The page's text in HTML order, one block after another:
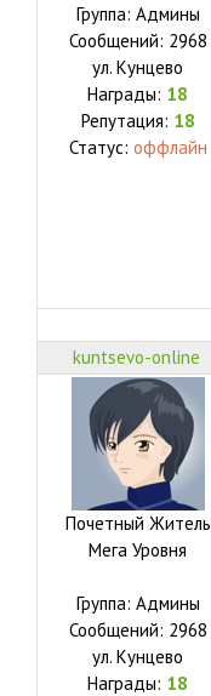
Группа: Админы
Сообщений: 2968
ул. Кунцево
Награды: 18
Репутация: 18
Статус: оффлайн
kuntsevo-online
Почетный Житель
Мега Уровня
Группа: Админы
Сообщений: 2968
ул. Кунцево
Награды: 18